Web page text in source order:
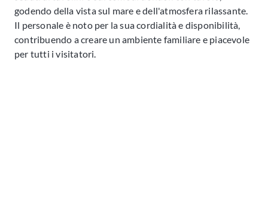
godendo della vista sul mare e dell'atmosfera rilassante.
Il personale è noto per la sua cordialità e disponibilità,
contribuendo a creare un ambiente familiare e piacevole
per tutti i visitatori.